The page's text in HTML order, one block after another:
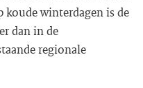
winterdagen is de
dan in de
regionale